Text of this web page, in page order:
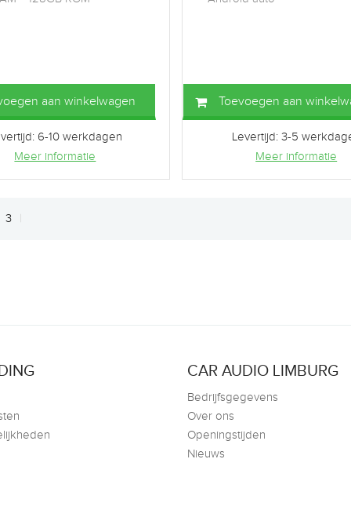
aan winkelwagen
6-10 werkdagen
Meer informatie
Toevoegen aan
Levertijd: 3-5
Meer informatie
3
CAR AUDIO LIMBURG
Bedrijfsgegevens
Over ons
Openingstijden
Nieuws